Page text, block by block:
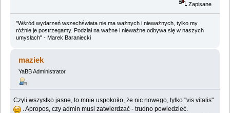
Zapisane
"Wśród wydarzeń wszechświata nie ma ważnych i nieważnych, tylko my
różnie je postrzegamy. Podział na ważne i nieważne odbywa się w naszych
umysłach" - Marek Baraniecki
maziek
YaBB Administrator
Czyli wszystko jasne, to mnie uspokoiło, że nic nowego, tylko "vis vitalis"
. Apropos, czy admin musi zatwierdzać - trudno powiedzieć.